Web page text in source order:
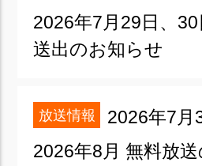
2026年7月29日、
送出のお知らせ
放送情報
2026年7月
2026年8月 無料放